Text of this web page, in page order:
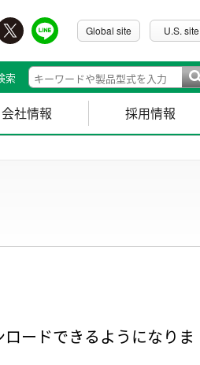
Global site U.S. site
索
会社情報 採用情報
ードできるようになりま